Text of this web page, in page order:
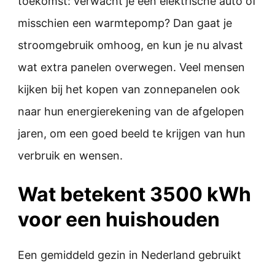
misschien een warmtepomp? Dan gaat je
stroomgebruik omhoog, en kun je nu alvast
wat extra panelen overwegen. Veel mensen
kijken bij het kopen van zonnepanelen ook
naar hun energierekening van de afgelopen
jaren, om een goed beeld te krijgen van hun
verbruik en wensen.
Wat betekent 3500 kWh
voor een huishouden
Een gemiddeld gezin in Nederland gebruikt